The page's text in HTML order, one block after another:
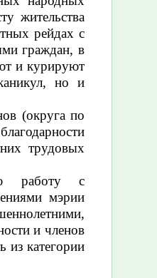
жительства
рейдах с
граждан, в
и курируют
но и
(округа по
трудовых
работу с
мэрии
и членов
из категории